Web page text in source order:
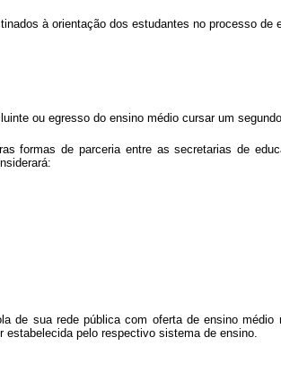
à orientação dos estudantes no processo de
ou egresso do ensino médio cursar um
formas de parceria entre as secretarias de
sua rede pública com oferta de ensino médio
pelo respectivo sistema de ensino.